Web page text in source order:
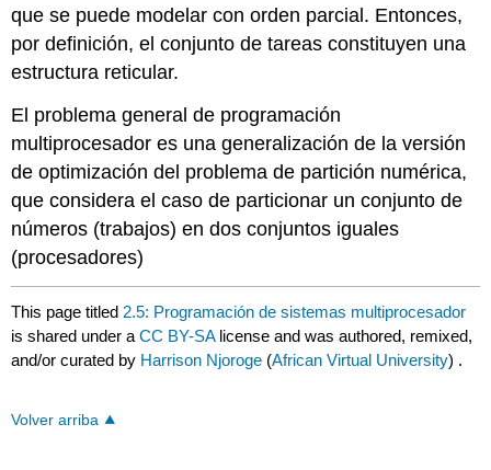
que se puede modelar con orden parcial. Entonces,
por definición, el conjunto de tareas constituyen una
estructura reticular.
El problema general de programación
multiprocesador es una generalización de la versión
de optimización del problema de partición numérica,
que considera el caso de particionar un conjunto de
números (trabajos) en dos conjuntos iguales
(procesadores)
This page titled2.5: Programación de sistemas multiprocesador
is shared under aCC BY-SA license and was authored, remixed,
and/or curated by Harrison Njoroge (African Virtual University) .
Volver arriba